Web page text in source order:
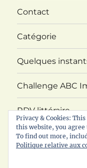
Contact
Catégorie
Quelques
Challenge ABC
RDV littéraire
Politique de
Privacy & Cookies:
this website, you
To find out more,
Politique relative aux